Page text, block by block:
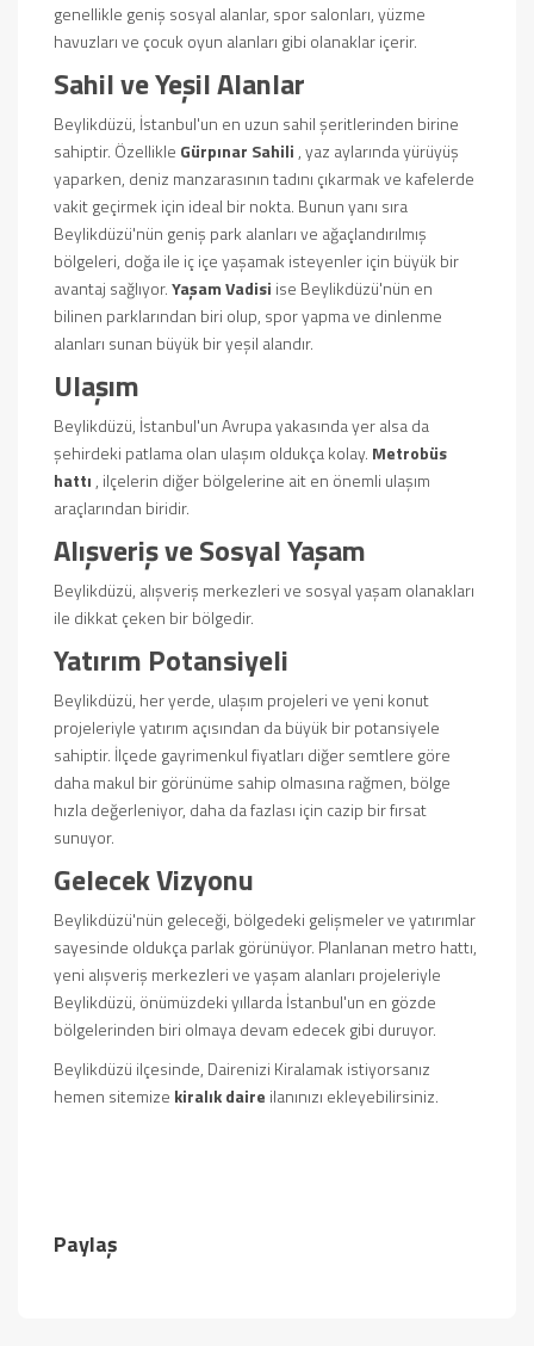
genellikle geniş sosyal alanlar, spor salonları, yüzme
havuzları ve çocuk oyun alanları gibi olanaklar içerir.
Sahil ve Yeşil Alanlar
Beylikdüzü, İstanbul'un en uzun sahil şeritlerinden birine
sahiptir. Özellikle Gürpınar Sahili , yaz aylarında yürüyüş
yaparken, deniz manzarasının tadını çıkarmak ve kafelerde
vakit geçirmek için ideal bir nokta. Bunun yanı sıra
Beylikdüzü'nün geniş park alanları ve ağaçlandırılmış
bölgeleri, doğa ile iç içe yaşamak isteyenler için büyük bir
avantaj sağlıyor.Yaşam Vadisi ise Beylikdüzü'nün en
bilinen parklarından biri olup, spor yapma ve dinlenme
alanları sunan büyük bir yeşil alandır.
Ulaşım
Beylikdüzü, İstanbul'un Avrupa yakasında yer alsa da
şehirdeki patlama olan ulaşım oldukça kolay. Metrobüs
hattı , ilçelerin diğer bölgelerine ait en önemli ulaşım
araçlarından biridir.
Alışveriş ve Sosyal Yaşam
Beylikdüzü, alışveriş merkezleri ve sosyal yaşam olanakları
ile dikkat çeken bir bölgedir.
Yatırım Potansiyeli
Beylikdüzü, her yerde, ulaşım projeleri ve yeni konut
projeleriyle yatırım açısından da büyük bir potansiyele
sahiptir. İlçede gayrimenkul fiyatları diğer semtlere göre
daha makul bir görünüme sahip olmasına rağmen, bölge
hızla değerleniyor, daha da fazlası için cazip bir fırsat
sunuyor.
Gelecek Vizyonu
Beylikdüzü'nün geleceği, bölgedeki gelişmeler ve yatırımlar
sayesinde oldukça parlak görünüyor. Planlanan metro hattı,
yeni alışveriş merkezleri ve yaşam alanları projeleriyle
Beylikdüzü, önümüzdeki yıllarda İstanbul'un en gözde
bölgelerinden biri olmaya devam edecek gibi duruyor.
Beylikdüzü ilçesinde, Dairenizi Kiralamak istiyorsanız
hemen sitemize kiralık daire ilanınızı ekleyebilirsiniz.
Paylaş